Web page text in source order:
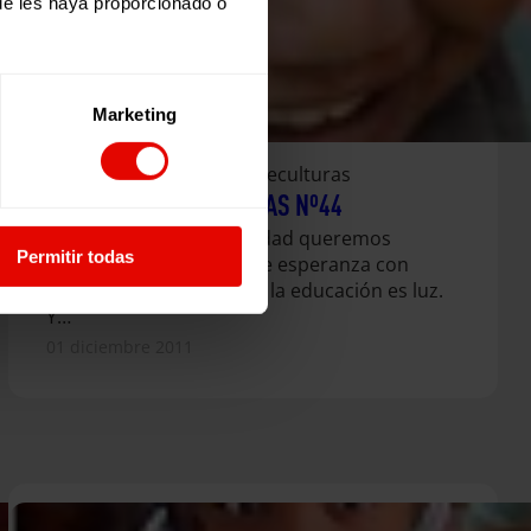
Marketing
Permitir todas
Revista trimestral Entreculturas
REVISTA ENTRECULTURAS Nº44
En este número de Navidad queremos
compartir un mensaje de esperanza con
todos nuestros lectores: la educación es luz.
Y…